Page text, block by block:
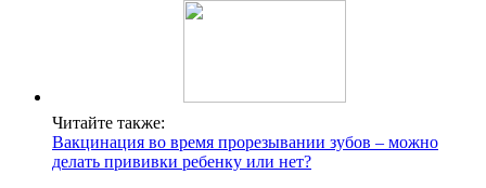
Читайте также:
Вакцинация во время прорезывании зубов – можно
делать прививки ребенку или нет?